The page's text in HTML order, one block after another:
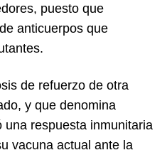
puesto que
anticuerpos que
de refuerzo de otra
y que denomina
una respuesta inmunitaria
vacuna actual ante la